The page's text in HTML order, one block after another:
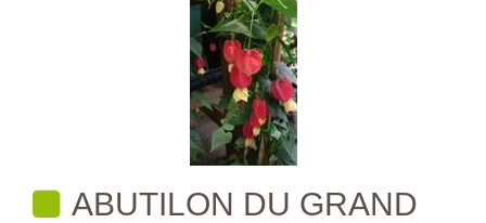
ABUTILON DU GRAND